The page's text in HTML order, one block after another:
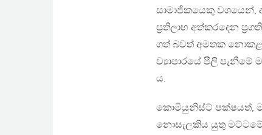
සාමාජිකයෙකු
ප‍්‍රතිලාභ අත්කරදෙන
ගත් බවත් අමතක නොකළ
ව්‍යාපාරයේ පීලි
ය.
කොමියුනිස්ට් පක්ෂයත්,
නොසැලකිය යුතු